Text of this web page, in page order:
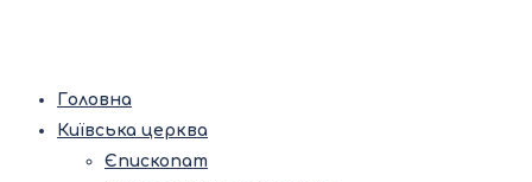
Головна
Київська церква
Єпископат